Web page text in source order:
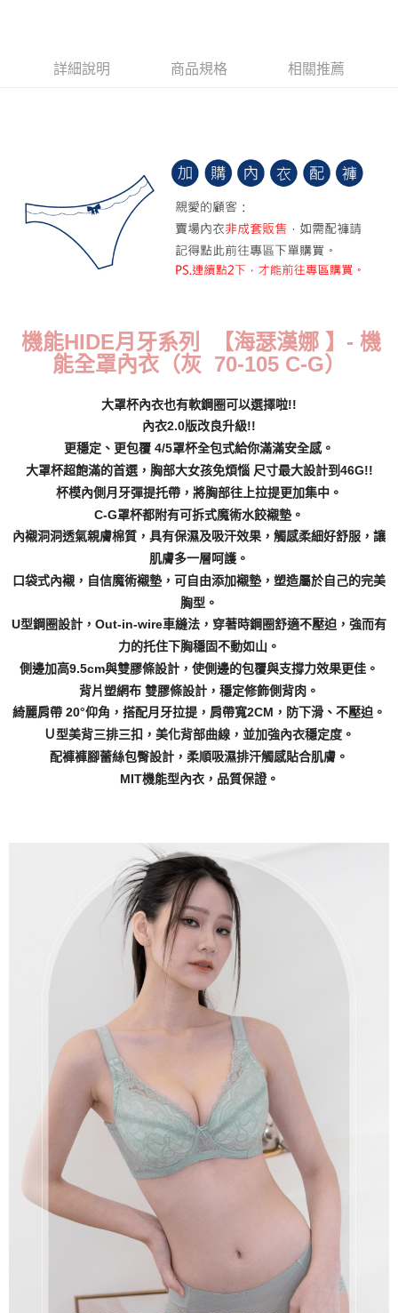
每筆NT$70，滿NT$799(含以上)免運費
每筆NT$70，滿NT$799(含以上)免運費
7-11取貨付款
每筆NT$70，滿NT$798(含以上)免運費
宅配
每筆NT$70，滿NT$799(含以上)免運費
每筆NT$110，滿NT$1,000(含以上)免運費
詳細說明 商品規格 相關推薦
機能HIDE月牙系列 【海瑟漢娜 】 - 機
能全罩內衣（灰 70-105 C-G）
大罩杯內衣也有軟鋼圈可以選擇啦!!
內衣2.0版改良升級!!
更穩定、更包覆 4/5罩杯全包式給你滿滿安全感。
大罩杯超飽滿的首選，胸部大女孩免煩惱 尺寸最大設計到46G!!
杯模內側月牙彈提托帶，將胸部往上拉提更加集中。
C-G罩杯都附有可拆式魔術水餃襯墊。
內襯洞洞透氣親膚棉質，具有保濕及吸汗效果，觸感柔細好舒服，讓
肌膚多一層呵護。
口袋式內襯，自信魔術襯墊，可自由添加襯墊，塑造屬於自己的完美
胸型。
U型鋼圈設計，Out-in-wire車縫法，穿著時鋼圈舒適不壓迫，強而有
力的托住下胸穩固不動如山。
側邊加高9.5cm與雙膠條設計，使側邊的包覆與支撐力效果更佳。
背片塑網布 雙膠條設計，穩定修飾側背肉。
綺麗肩帶 20°仰角，搭配月牙拉提，肩帶寬2CM，防下滑、不壓迫。
Ｕ型美背三排三扣，美化背部曲線，並加強內衣穩定度。
配褲褲腳蕾絲包臀設計，柔順吸濕排汗觸感貼合肌膚。
MIT機能型內衣，品質保證。